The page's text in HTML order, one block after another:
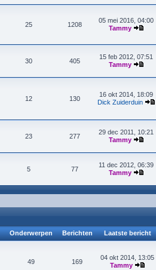
25 1208
05 mei 2016, 04:00
Tammy
30 405
15 feb 2012, 07:51
Tammy
12 130
16 okt 2014, 18:09
Dick Zuiderduin
23 277
29 dec 2011, 10:21
Tammy
5 77
11 dec 2012, 06:39
Tammy
Onderwerpen Berichten Laatste bericht
49 169
04 okt 2014, 13:05
Tammy